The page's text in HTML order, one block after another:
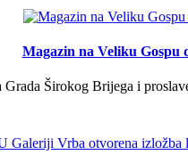
Magazin na Veliku Gospu
Širokog Brijega i